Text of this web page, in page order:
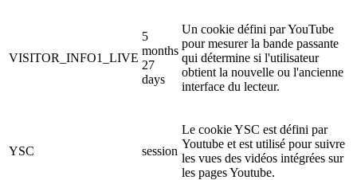
VISITOR_INFO1_LIVE
5
months
27
days
Un cookie défini par YouTube
pour mesurer la bande passante
qui détermine si l'utilisateur
obtient la nouvelle ou l'ancienne
interface du lecteur.
YSC session
Le cookie YSC est défini par
Youtube et est utilisé pour suivre
les vues des vidéos intégrées sur
les pages Youtube.